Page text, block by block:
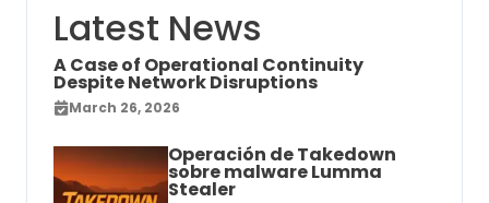
Latest News
A Case of Operational Continuity
Despite Network Disruptions
March 26, 2026
Operación de Takedown
sobre malware Lumma
Stealer